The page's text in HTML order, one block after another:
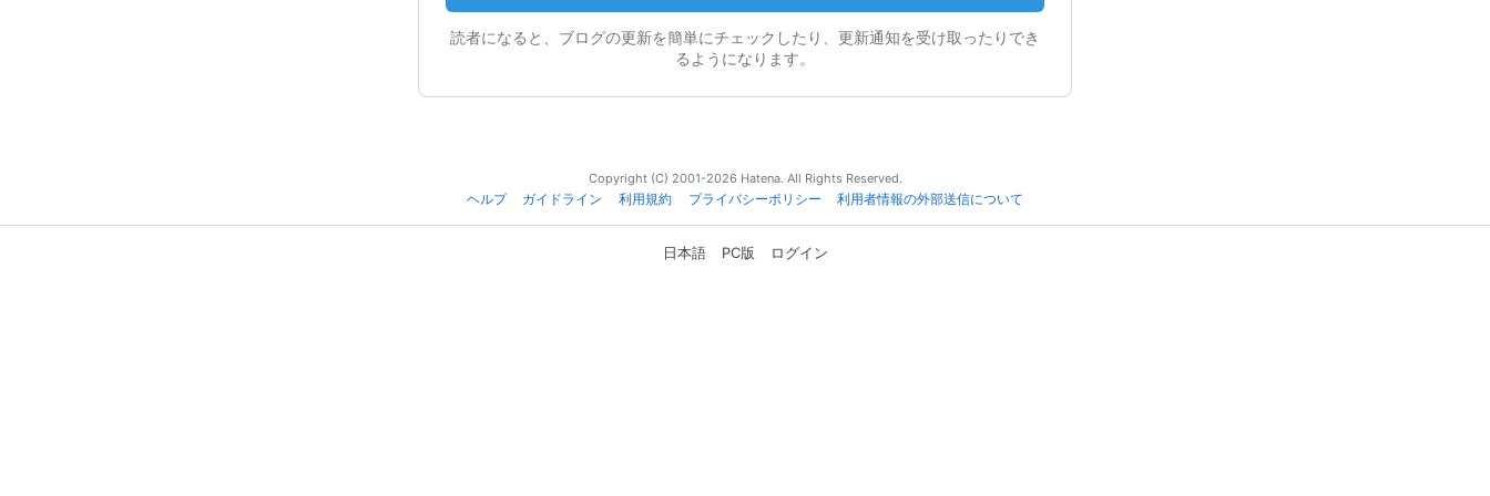
読者になると、ブログの更新を簡単にチェックしたり、更新通知を受け取ったりでき
るようになります。
Copyright (C) 2001-2026 Hatena. All Rights Reserved.
ヘルプ
ガイドライン 利用規約 プライバシーポリシー 利用者情報の外部送信について
日本語 PC版 ログイン